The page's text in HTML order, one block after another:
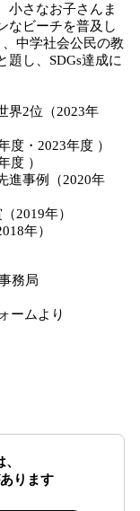
小さなお子さんま
なビーチを普及し
中学社会公民の教
題し、SDGs達成に
界2位（2023年
度・2023年度 ）
度 ）
進事例（2020年
2019年）
年）
務局
ームより
ります